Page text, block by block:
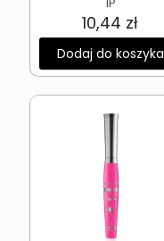
10,44 zł
Dodaj do koszyka